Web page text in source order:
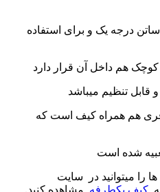
درجه یک و برای استفاده
هم داخل آن قرار دارد
تنظیم میباشد
هم همراه کیف است که
شده است
را میتوانید در سایت
کیف یکطرفه مشاهده کنید.